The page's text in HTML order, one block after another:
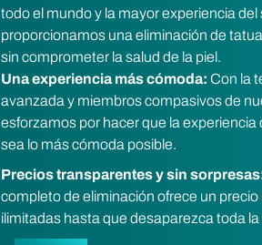
todo el mundo y la mayor experiencia del
proporcionamos una eliminación de
sin comprometer la salud de la piel.
Una experiencia más cómoda: Con la
avanzada y miembros compasivos de
esforzamos por hacer que la
sea lo más cómoda posible.
Precios transparentes y sin
completo de eliminación ofrece un
ilimitadas hasta que desaparezca toda